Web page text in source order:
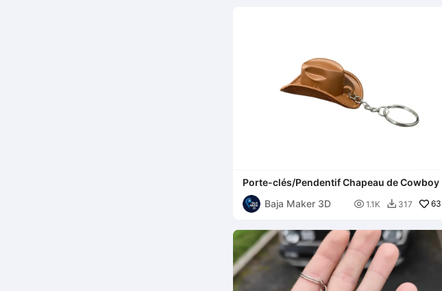
Porte-clés/Pendentif Chapeau de Cowboy
Baja Maker 3D
 1.1K  317 63